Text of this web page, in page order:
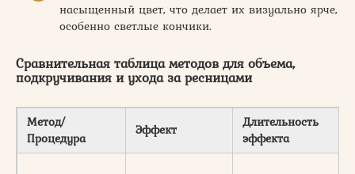
насыщенный цвет, что делает их визуально ярче,
особенно светлые кончики.
Сравнительная таблица методов для объема,
подкручивания и ухода за ресницами
Метод/
Процедура
Эффект
Длительность
эффекта